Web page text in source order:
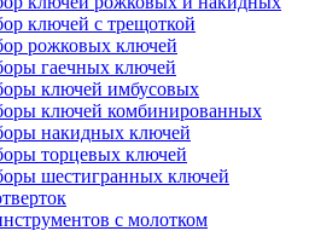
ключей с трещоткой
рожковых ключей
гаечных ключей
ключей имбусовых
ключей комбинированных
накидных ключей
торцевых ключей
шестигранных ключей
с молотком